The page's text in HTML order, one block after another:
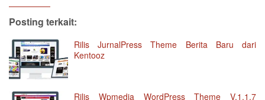
Posting terkait:
Rilis JurnalPress Theme Berita Baru dari
Kentooz
Rilis Wpmedia WordPress Theme V.1.1.7